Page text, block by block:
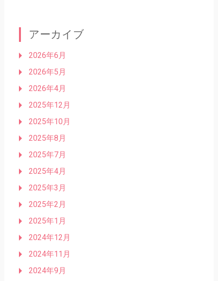
アーカイブ
2026年6月
2026年5月
2026年4月
2025年12月
2025年10月
2025年8月
2025年7月
2025年4月
2025年3月
2025年2月
2025年1月
2024年12月
2024年11月
2024年9月